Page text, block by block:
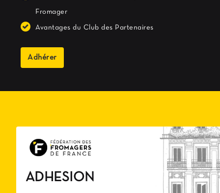
Fromager
Avantages du Club des Partenaires
Adhérer
ADHESION